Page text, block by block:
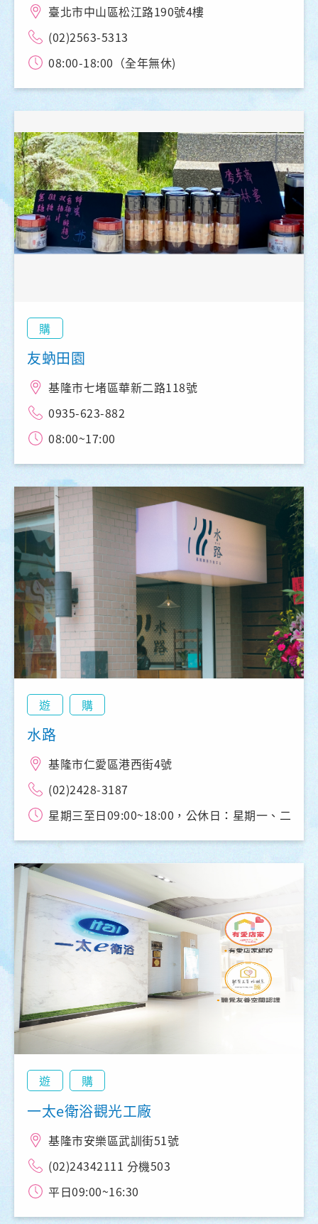
臺北市中山區松江路190號4樓
(02)2563-5313
08:00-18:00（全年無休)
購
友蚋田園
基隆市七堵區華新二路118號
0935-623-882
08:00~17:00
遊 購
水路
基隆市仁愛區港西街4號
(02)2428-3187
星期三至日09:00~18:00，公休日：星期一、二
遊 購
一太e衛浴觀光工廠
基隆市安樂區武訓街51號
(02)24342111 分機503
平日09:00~16:30